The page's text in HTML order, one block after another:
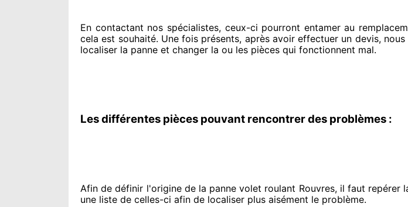
En contactant nos spécialistes, ceux-ci pourront entamerau
cela est souhaité. Une fois présents, après avoir effectuer un devis,
localiser la panne et changer la ou les pièces qui fonctionnent mal.
Les différentes pièces pouvant rencontrer des problèmes :
Afin de définir l'originede la panne volet roulant Rouvres, il faut repérer
une liste de celles-ci afin de localiser plus aisément le problème.